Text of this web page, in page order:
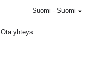
Ota yhteys
Suomi - Suomi